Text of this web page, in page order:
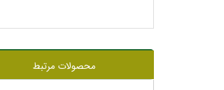
دلخوش کردن و سرور انسان
دور کردن شیطان
جلب ملائکه و نیروهای مثبت
محصولات مرتبط